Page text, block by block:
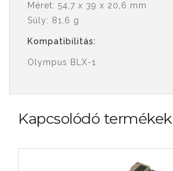
Méret: 54,7 x 39 x 20,6 mm
Súly: 81,6 g
Kompatibilitás:
Olympus BLX-1
Kapcsolódó termékek